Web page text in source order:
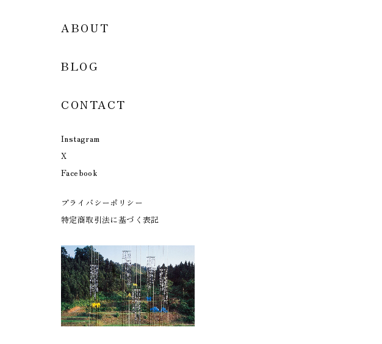
ABOUT
BLOG
CONTACT
Instagram
X
Facebook
プライバシーポリシー
特定商取引法に基づく表記